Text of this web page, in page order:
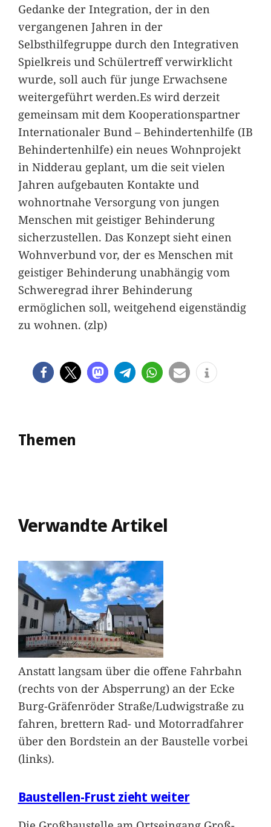
Gedanke der Integration, der in den
vergangenen Jahren in der
Selbsthilfegruppe durch den Integrativen
Spielkreis und Schülertreff verwirklicht
wurde, soll auch für junge Erwachsene
weitergeführt werden.Es wird derzeit
gemeinsam mit dem Kooperationspartner
Internationaler Bund – Behindertenhilfe (IB
Behindertenhilfe) ein neues Wohnprojekt
in Nidderau geplant, um die seit vielen
Jahren aufgebauten Kontakte und
wohnortnahe Versorgung von jungen
Menschen mit geistiger Behinderung
sicherzustellen. Das Konzept sieht einen
Wohnverbund vor, der es Menschen mit
geistiger Behinderung unabhängig vom
Schweregrad ihrer Behinderung
ermöglichen soll, weitgehend eigenständig
zu wohnen. (zlp)
Themen
Verwandte Artikel
Anstatt langsam über die offene Fahrbahn
(rechts von der Absperrung) an der Ecke
Burg-Gräfenröder Straße/Ludwigstraße zu
fahren, brettern Rad- und Motorradfahrer
über den Bordstein an der Baustelle vorbei
(links).
Baustellen-Frust zieht weiter